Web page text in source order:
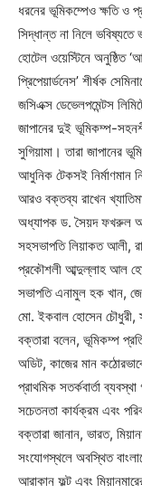
ধরনের ভূমিকম্পেও ক্ষতি ও
সিদ্ধান্ত না নিলে ভবিষ্যতে
হোটেল ওয়েস্টিনে অনুষ্ঠিত
প্রিপেয়ার্ডনেস’ শীর্ষক
জসিএক্স ডেভেলপমেন্টস
জাপানের দুই ভূমিকম্প-
সুগিয়ামা। তারা জাপানের
আধুনিক টেকসই নির্মাণমান
আরও বক্তব্য রাখেন
অধ্যাপক ড. সৈয়দ ফখরুল
সহসভাপতি লিয়াকত আলী,
প্রকৌশলী আব্দুল্লাহ আল
সভাপতি এনামুল হক খান,
মো. ইকবাল হোসেন
বক্তারা বলেন, ভূমিকম্প
অডিট, কাজের মান
প্রাথমিক সতর্কবার্তা
সচেতনতা কার্যক্রম এবং
বক্তারা জানান, ভারত,
সংযোগস্থলে অবস্থিত
আরাকান ফল্ট এবং